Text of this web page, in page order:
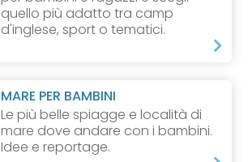
quello più adatto tra camp
d'inglese, sport o tematici.
MARE PER BAMBINI
Le più belle spiagge e località di
mare dove andare con i bambini.
Idee e reportage.